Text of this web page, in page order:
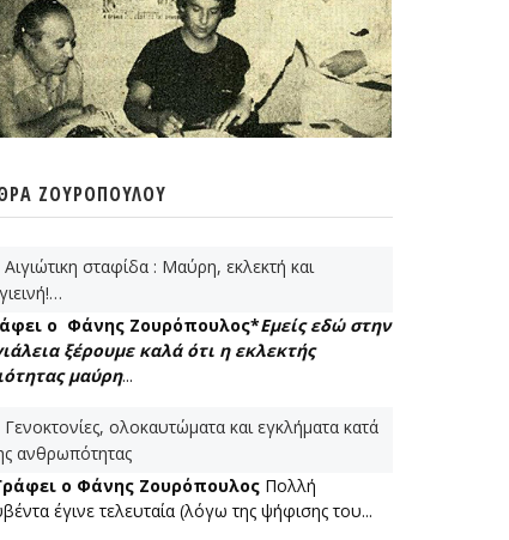
ΖΟΥΡΌΠΟΥΛΟΥ
Αιγιώτικη σταφίδα : Μαύρη, εκλεκτή και
ο Φάνης Ζουρόπουλος*Εμείς εδώ στην
ξέρουμε καλά ότι η εκλεκτής
μαύρη...
Γενοκτονίες, ολοκαυτώματα και εγκλήματα κατά
ανθρωπότητας
ο Φάνης Ζουρόπουλος Πολλή
έγινε τελευταία (λόγω της ψήφισης του...